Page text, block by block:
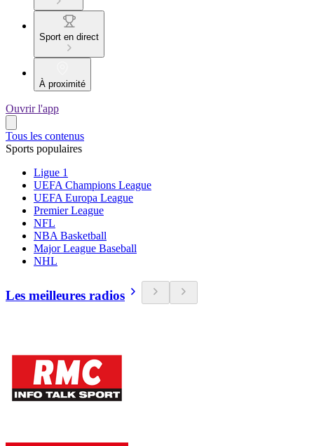
Sport en direct
À proximité
Ouvrir l'app
Tous les contenus
Sports populaires
Ligue 1
UEFA Champions League
UEFA Europa League
Premier League
NFL
NBA Basketball
Major League Baseball
NHL
Les meilleures radios